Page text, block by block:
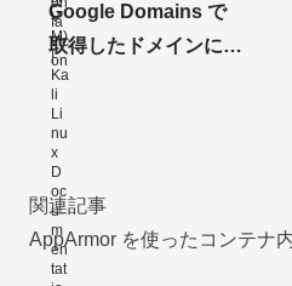
Google Domains で
取得したドメインにエ
イリアス設定しメール
を送受信する
関連記事
AppArmor を使ったコンテナ